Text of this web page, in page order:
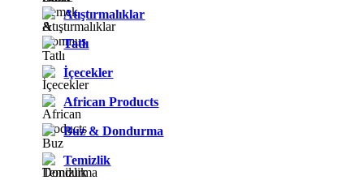
Atıştırmalıklar
Tatlı
İçecekler
African Products
Buz & Dondurma
Temizlik